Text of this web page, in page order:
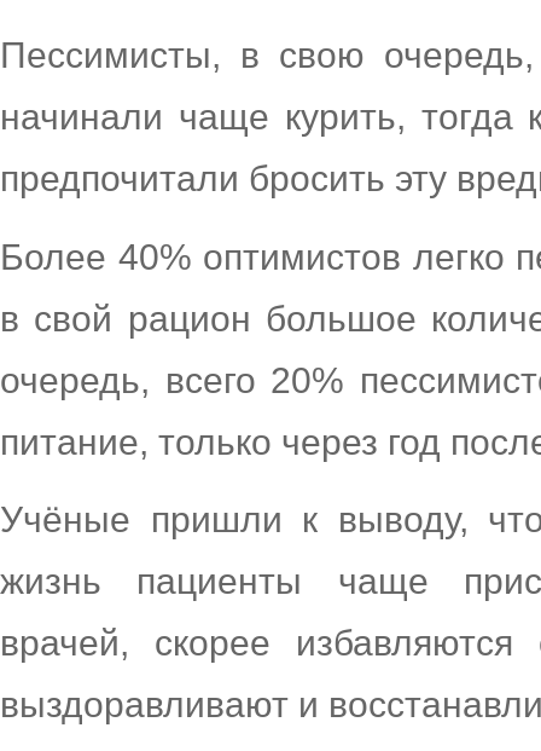
Пессимисты, в свою
начинали чаще курить, тогда
предпочитали бросить эту
Более 40% оптимистов легко
в свой рацион большое
очередь, всего 20%
питание, только через год
Учёные пришли к выводу,
жизнь пациенты чаще
врачей, скорее
выздоравливают и